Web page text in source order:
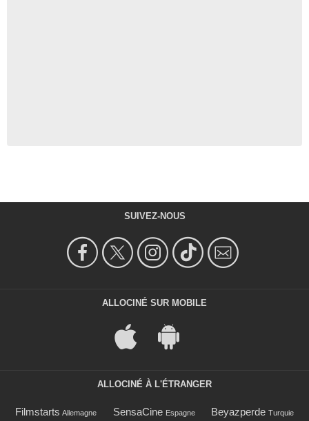
SUIVEZ-NOUS
ALLOCINÉ SUR MOBILE
ALLOCINÉ À L'ÉTRANGER
Filmstarts Allemagne SensaCine Espagne Beyazperde Turquie